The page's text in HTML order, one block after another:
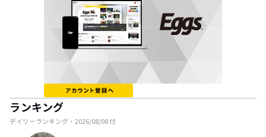
ランキング
デイリーランキング・ 2026/08/08付